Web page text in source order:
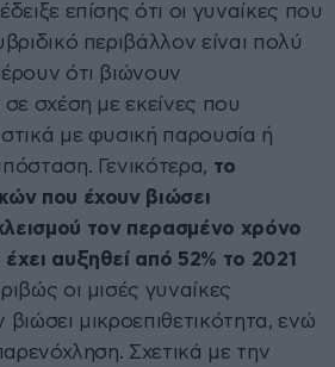
επίσης ότι οι γυναίκες που
περιβάλλον είναι πολύ
ότι βιώνουν
σε σχέση με εκείνες που
με φυσική παρουσία ή
Γενικότερα, το
που έχουν βιώσει
τον περασμένο χρόνο
αυξηθεί από 52% το 2021
οι μισές γυναίκες
μικροεπιθετικότητα, ενώ
Σχετικά με την